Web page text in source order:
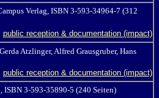
Verlag, ISBN 3-593-34964-7 (312
public reception & documentation (impact)
Gerda Atzlinger, Alfred Grausgruber, Hans
public reception & documentation (impact)
ISBN 3-593-35890-5 (240 Seiten)